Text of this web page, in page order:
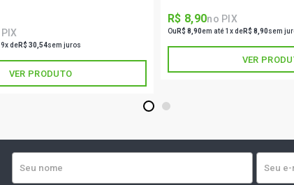
GOL
GOL
GOL
GOL
deR$ 30,54sem juros
VER PRODUTO
R$ 8,90no PIX
Ou R$ 8,90em até 1x deR$ 8,90sem
VER
1 2